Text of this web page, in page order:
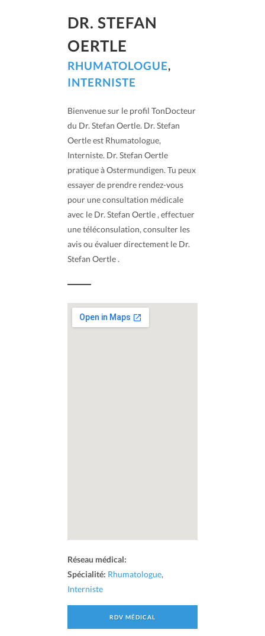
DR. STEFAN
OERTLE
RHUMATOLOGUE,
INTERNISTE
Bienvenue sur le profil TonDocteur
du Dr. Stefan Oertle. Dr. Stefan
Oertle est Rhumatologue,
Interniste. Dr. Stefan Oertle
pratique à Ostermundigen. Tu peux
essayer de prendre rendez-vous
pour une consultation médicale
avec le Dr. Stefan Oertle , effectuer
une téléconsulation, consulter les
avis ou évaluer directement le Dr.
Stefan Oertle .
Réseau médical:
Spécialité: Rhumatologue,
Interniste
RDV MÉDICAL